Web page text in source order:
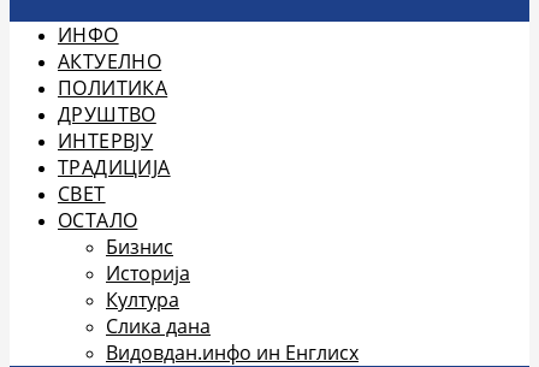
ИНФО
АКТУЕЛНО
ПОЛИТИКА
ДРУШТВО
ИНТЕРВЈУ
ТРАДИЦИЈА
СВЕТ
ОСТАЛО
Бизнис
Историја
Култура
Слика дана
Видовдан.инфо ин Енглисх